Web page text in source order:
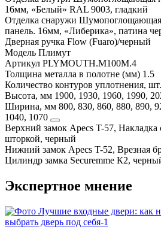
16мм, «Белый» RAL 9003, гладкий
Отделка снаружи
панель. 16мм, «Либерика», патина
Дверная ручка Flow (Fuaro)/черный
Модель Плимут
Артикул PLYMOUTH.M100M.4
Толщина металла в полотне (мм) 1.5
Количество контуров уплотнения, шт.
Высота, мм 1900, 1930, 1960, 1990,
Ширина, мм 800, 830, 860, 880, 890,
1040, 1070
Верхний замок Apecs T-57, Накладка
шторкой, черный
Нижний замок Apecs T-52, Врезная
Цилиндр замка Securemme К2,
Экспертное мнение